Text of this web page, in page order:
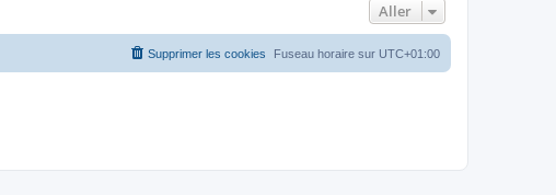
Aller
Fuseau horaire sur UTC+01:00
Supprimer les cookies